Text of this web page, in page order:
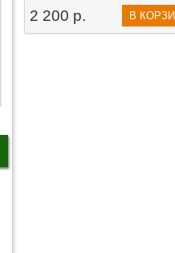
2 200 р. В